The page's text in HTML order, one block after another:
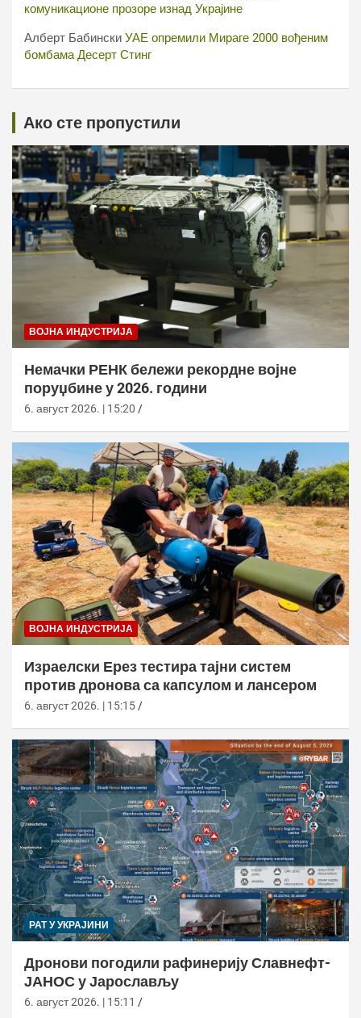
комуникационе прозоре изнад Украјине
Алберт Бабински УАЕ опремили Мираге 2000 вођеним
бомбама Десерт Стинг
Ако сте пропустили
ВОЈНА ИНДУСТРИЈА
Немачки РЕНК бележи рекордне војне
поруџбине у 2026. години
6. август 2026. | 15:20
ВОЈНА ИНДУСТРИЈА
Израелски Ерез тестира тајни систем
против дронова са капсулом и лансером
6. август 2026. | 15:15
РАТ У УКРАЈИНИ
Дронови погодили рафинерију Славнефт-
ЈАНОС у Јарослављу
6. август 2026. | 15:11